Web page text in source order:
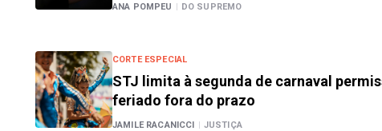
ANA POMPEU | DO SUPREMO
CORTE ESPECIAL
STJ limita à segunda de carnaval
feriado fora do prazo
JAMILE RACANICCI | JUSTIÇA